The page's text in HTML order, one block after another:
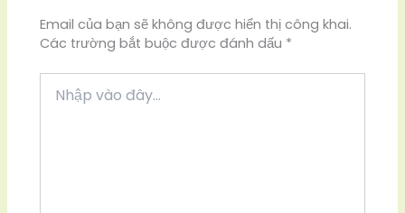
Email của bạn sẽ không được hiển thị công khai.
Các trường bắt buộc được đánh dấu *
vào